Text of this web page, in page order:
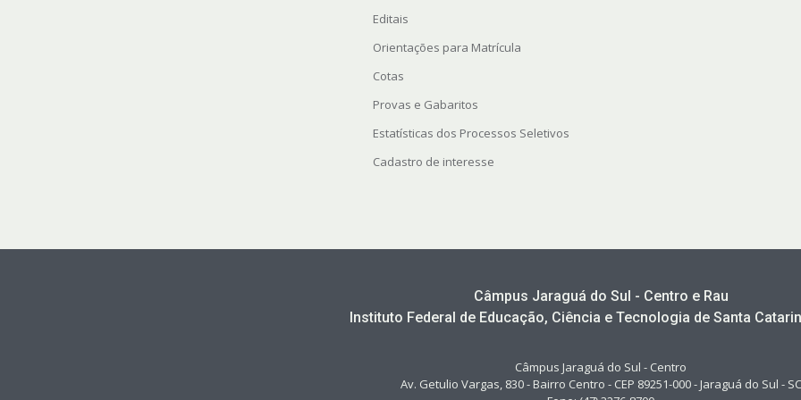
Editais
Orientações para Matrícula
Cotas
Provas e Gabaritos
Estatísticas dos Processos Seletivos
Cadastro de interesse
Câmpus Jaraguá do Sul - Centro e Rau
Instituto Federal de Educação, Ciência e Tecnologia de Santa
Câmpus Jaraguá do Sul - Centro
Av. Getulio Vargas, 830 - Bairro Centro - CEP 89251-000 - Jaraguá do Sul - SC